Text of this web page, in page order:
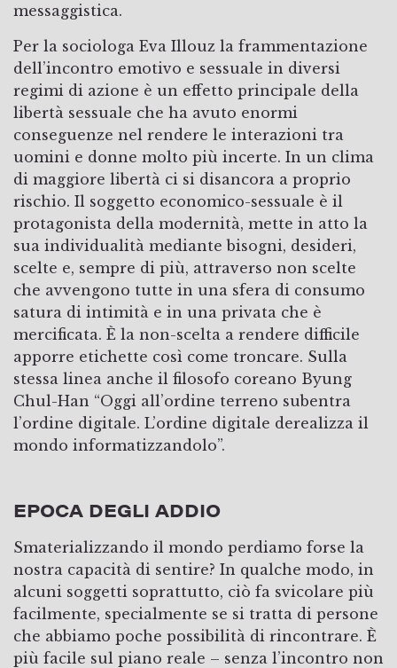
messaggistica.
Per la sociologa Eva Illouz la frammentazione
dell’incontro emotivo e sessuale in diversi
regimi di azione è un effetto principale della
libertà sessuale che ha avuto enormi
conseguenze nel rendere le interazioni tra
uomini e donne molto più incerte. In un clima
di maggiore libertà ci si disancora a proprio
rischio. Il soggetto economico-sessuale è il
protagonista della modernità, mette in atto la
sua individualità mediante bisogni, desideri,
scelte e, sempre di più, attraverso non scelte
che avvengono tutte in una sfera di consumo
satura di intimità e in una privata che è
mercificata. È la non-scelta a rendere difficile
apporre etichette così come troncare. Sulla
stessa linea anche il filosofo coreano Byung
Chul-Han “Oggi all’ordine terreno subentra
l’ordine digitale. L’ordine digitale derealizza il
mondo informatizzandolo”.
EPOCA DEGLI ADDIO
Smaterializzando il mondo perdiamo forse la
nostra capacità di sentire? In qualche modo, in
alcuni soggetti soprattutto, ciò fa svicolare più
facilmente, specialmente se si tratta di persone
che abbiamo poche possibilità di rincontrare. È
più facile sul piano reale – senza l’incontro non